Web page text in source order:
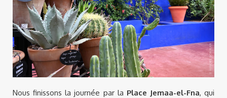
Nous finissons la journée par la Place Jemaa-el-Fna, qui